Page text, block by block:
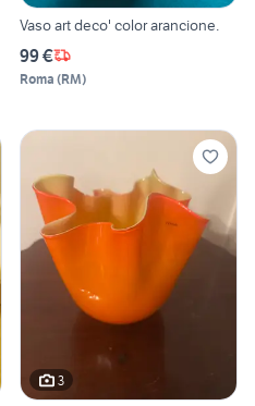
Vaso art deco' color arancione.
99 €
Roma (RM)
3